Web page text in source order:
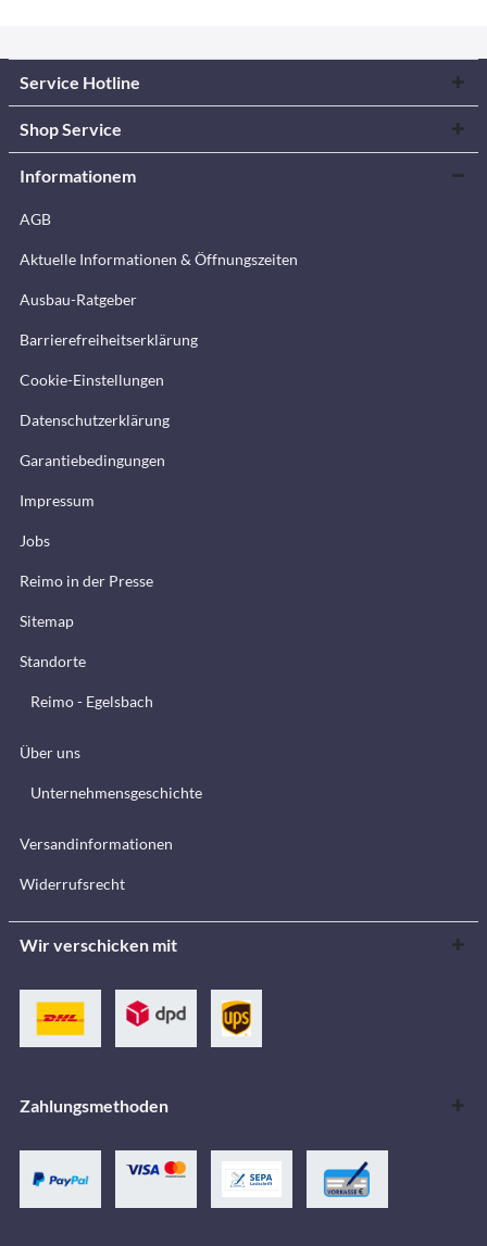
Service Hotline
Shop Service
Informationem
AGB
Aktuelle Informationen & Öffnungszeiten
Ausbau-Ratgeber
Barrierefreiheitserklärung
Cookie-Einstellungen
Datenschutzerklärung
Garantiebedingungen
Impressum
Jobs
Reimo in der Presse
Sitemap
Standorte
Reimo - Egelsbach
Über uns
Unternehmensgeschichte
Versandinformationen
Widerrufsrecht
Wir verschicken mit
Zahlungsmethoden